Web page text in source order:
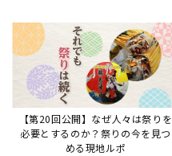
【第20回公開】なぜ人々は祭りを
必要とするのか？祭りの今を見つ
める現地ルポ